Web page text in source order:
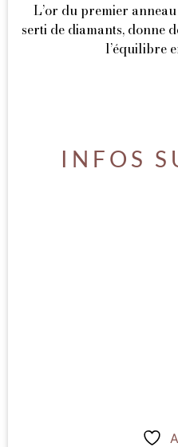
L’or du premier anneau
serti de diamants, donne
l’équilibre
INFOS